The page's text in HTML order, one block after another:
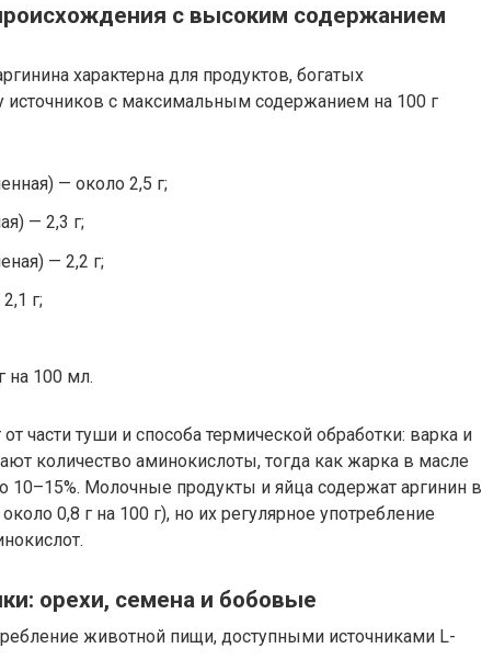
с высоким содержанием
характерна для продуктов, богатых
с максимальным содержанием на 100 г
— около 2,5 г;
— 2,3 г;
— 2,2 г;
г;
на 100 мл.
части туши и способа термической обработки: варка и
количество аминокислоты, тогда как жарка в масле
10–15%. Молочные продукты и яйца содержат аргинин в
0,8 г на 100 г), но их регулярное употребление
орехи, семена и бобовые
животной пищи, доступными источниками L-